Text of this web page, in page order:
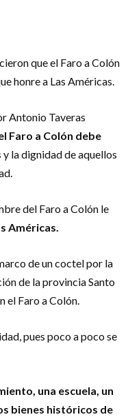
que el Faro a Colón
honre a Las Américas.
Antonio Taveras
Faro a Colón debe
y la dignidad de aquellos
del Faro a Colón le
Américas.
de un coctel por la
de la provincia Santo
el Faro a Colón.
pues poco a poco se
una escuela, un
bienes históricos de